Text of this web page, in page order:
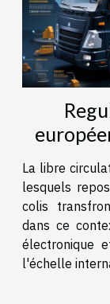
La libre
lesquels
colis
dans ce
électronique
l'échelle